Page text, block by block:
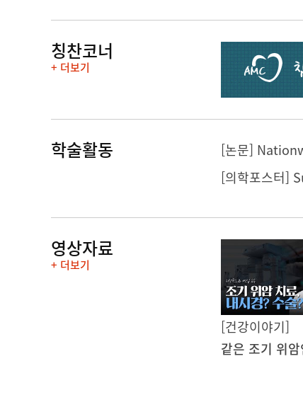
칭찬코너
+ 더보기
학술활동
영상자료
+ 더보기
[건강이야기]